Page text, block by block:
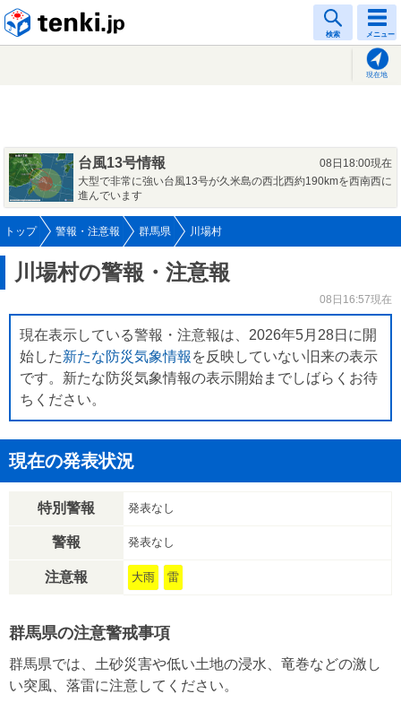
検索 メニュー
現在地
台風13号情報
08日18:00現在
大型で非常に強い台風13号が久米島の西北西約190kmを西南西に
進んでいます
トップ 警報・注意報 群馬県 川場村
川場村の警報・注意報
08日16:57現在
現在表示している警報・注意報は、2026年5月28日に開
始した新たな防災気象情報 を反映していない旧来の表示
です。新たな防災気象情報の表示開始までしばらくお待
ちください。
現在の発表状況
特別警報 発表なし
警報 発表なし
注意報 大雨 雷
群馬県の注意警戒事項
群馬県では、土砂災害や低い土地の浸水、竜巻などの激し
い突風、落雷に注意してください。